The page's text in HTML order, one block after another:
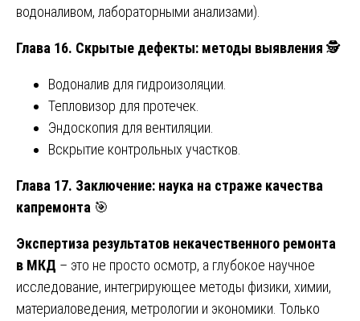
водоналивом, лабораторными анализами).
Глава 16. Скрытые дефекты: методы выявления 🕵️
Водоналив для гидроизоляции.
Тепловизор для протечек.
Эндоскопия для вентиляции.
Вскрытие контрольных участков.
Глава 17. Заключение: наука на страже качества
капремонта 🎯
Экспертиза результатов некачественного ремонта
в МКД – это не просто осмотр, а глубокое научное
исследование, интегрирующее методы физики, химии,
материаловедения, метрологии и экономики. Только